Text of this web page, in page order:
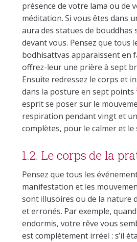
présence de votre lama ou de
méditation. Si vous êtes dans
aura des statues de bouddhas
devant vous. Pensez que tous
bodhisattvas apparaissent en
offrez-leur une prière à sept
Ensuite redressez le corps et
dans la posture en sept points
esprit se poser sur le
respiration pendant vingt et
complètes, pour le calmer et le
1.2. Le corps de la
Pensez que tous les
manifestation et les
sont illusoires ou de la nature
et erronés. Par exemple,
endormis, votre rêve vous
est complètement irréel : s’il